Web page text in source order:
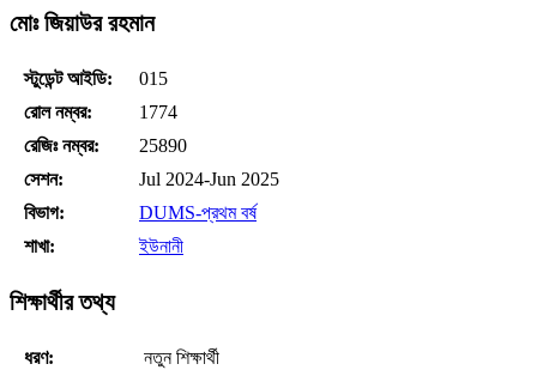
মোঃ জিয়াউর রহমান
স্টুডেন্ট আইডি:
015
রোল নম্বর:
1774
রেজিঃ নম্বর:
25890
সেশন:
Jul 2024-Jun 2025
বিভাগ:
DUMS-প্রথম বর্ষ
শাখা:
ইউনানী
শিক্ষার্থীর তথ্য
ধরণ:
নতুন শিক্ষার্থী